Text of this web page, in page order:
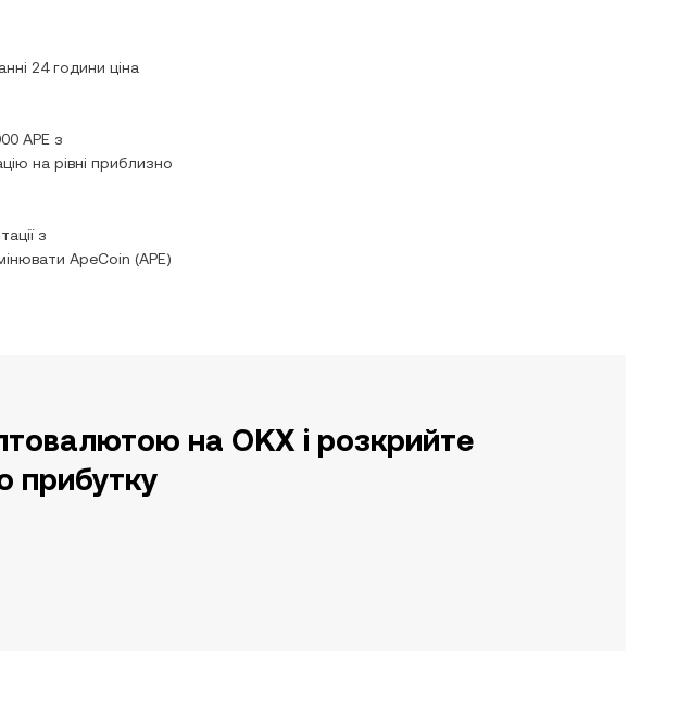
24 години ціна
APE з
на рівні приблизно
з
ApeCoin (APE)
на OKX і розкрийте
прибутку